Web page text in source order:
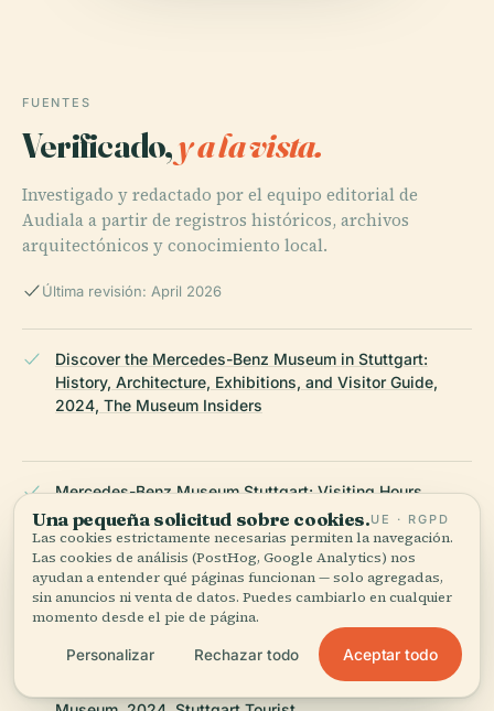
FUENTES
Verificado,y a la vista.
Investigado y redactado por el equipo editorial de
Audiala a partir de registros históricos, archivos
arquitectónicos y conocimiento local.
Última revisión: April 2026
Discover the Mercedes-Benz Museum in Stuttgart:
History, Architecture, Exhibitions, and Visitor Guide,
2024, The Museum Insiders
Mercedes-Benz Museum Stuttgart: Visiting Hours,
Tickets & Architectural Highlights, 2024, Travel Setu
Mercedes-Benz Museum, Wikipedia, 2024
A Comprehensive Guide to Visiting the Mercedes-Benz
Una pequeña solicitud sobre cookies.UE · RGPD
Las cookies estrictamente necesarias permiten la navegación.
Las cookies de análisis (PostHog, Google Analytics) nos
ayudan a entender qué páginas funcionan — solo agregadas,
sin anuncios ni venta de datos. Puedes cambiarlo en cualquier
momento desde el pie de página.
Personalizar Rechazar todo Aceptar todo